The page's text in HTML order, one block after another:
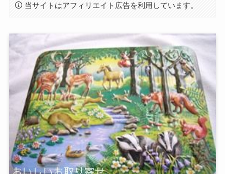
当サイトはアフィリエイト広告を利用しています。